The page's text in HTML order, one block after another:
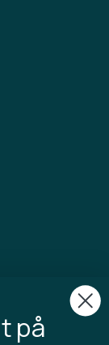
på